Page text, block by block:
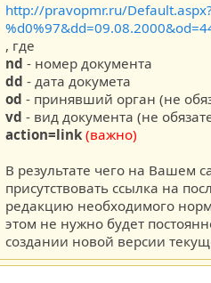
http://pravopmr.ru/
, где
nd - номер документа
dd - дата докумета
od - принявший орган (не
vd - вид документа (не
action=link(важно)
В результате чего на Вашем
присутствовать ссылка на
редакцию необходимого
этом не нужно будет
создании новой версии